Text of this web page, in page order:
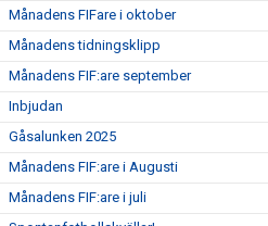
Månadens FIFare i oktober
Månadens tidningsklipp
Månadens FIF:are september
Inbjudan
Gåsalunken 2025
Månadens FIF:are i Augusti
Månadens FIF:are i juli